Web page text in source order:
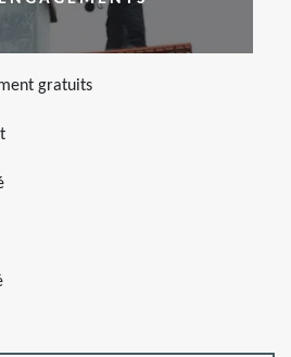
gratuits